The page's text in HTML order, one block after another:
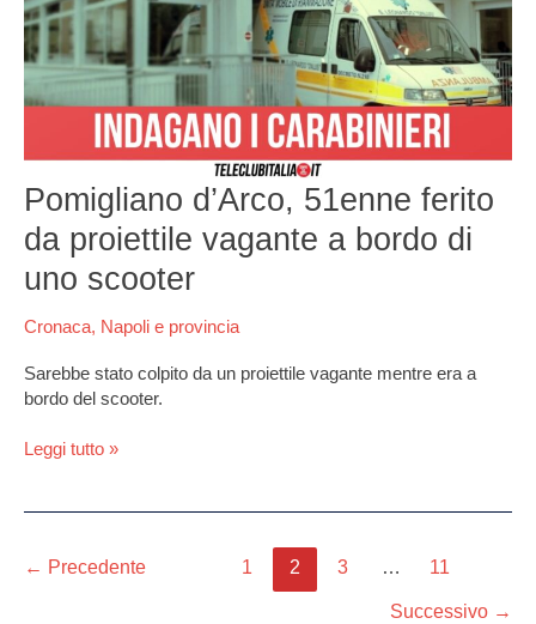
Pomigliano d’Arco, 51enne ferito
da proiettile vagante a bordo di
uno scooter
Cronaca, Napoli e provincia
Sarebbe stato colpito da un proiettile vagante mentre era a
bordo del scooter.
ferito
da
proiettile
vagante
uno
Leggi tutto »
← Precedente 1 2 3 … 11
Successivo →